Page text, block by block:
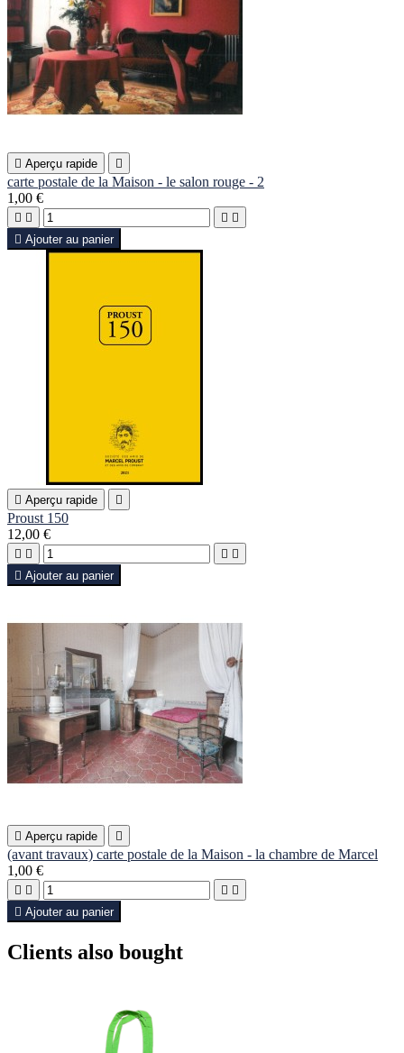
 Aperçu rapide 
carte postale de la Maison - le salon rouge - 2
1,00 €
   
 Ajouter au panier
 Aperçu rapide 
Proust 150
12,00 €
   
 Ajouter au panier
 Aperçu rapide 
(avant travaux) carte postale de la Maison - la chambre de Marcel
1,00 €
   
 Ajouter au panier
Clients also bought